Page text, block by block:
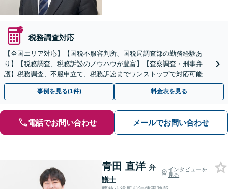
税務調査対応
【全国エリア対応】【国税不服審判所、国税局調査部の勤務経験あ
り】【税務調査、税務訴訟のノウハウが豊富】【査察調査・刑事弁
護】税務調査、不服申立て、税務訴訟までワンストップで対応可能！
事業承継にも対応【休日・夜間相談可】
事例を見る(1件) 料金表を見る
電話でお問い合わせ メールでお問い合わせ
青田 直洋 弁
護士
インタビューを
見る